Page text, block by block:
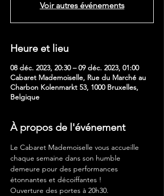
Voir autres événements
Heure et lieu
08 déc. 2023, 20:30 – 09 déc. 2023, 01:00
Cabaret Mademoiselle, Rue du Marché au
Charbon Kolenmarkt 53, 1000 Bruxelles,
Belgique
À propos de l'événement
Le Cabaret Mademoiselle vous accueille
chaque semaine dans son humble
demeure pour des performances
étonnantes et décoiffantes !
Ouverture des portes à 20h30.